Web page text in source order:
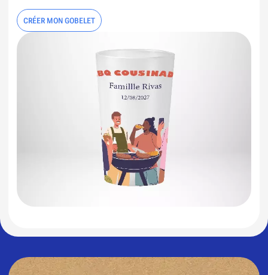
CRÉER MON GOBELET